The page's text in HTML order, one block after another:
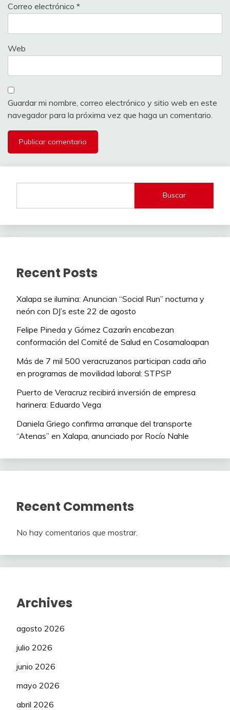
Correo electrónico *
Web
Guardar mi nombre, correo electrónico y sitio web en este
navegador para la próxima vez que haga un comentario.
Buscar
Recent Posts
Xalapa se ilumina: Anuncian “Social Run” nocturna y
neón con DJ’s este 22 de agosto
Felipe Pineda y Gómez Cazarín encabezan
conformación del Comité de Salud en Cosamaloapan
Más de 7 mil 500 veracruzanos participan cada año
en programas de movilidad laboral: STPSP
Puerto de Veracruz recibirá inversión de empresa
harinera: Eduardo Vega
Daniela Griego confirma arranque del transporte
“Atenas” en Xalapa, anunciado por Rocío Nahle
Recent Comments
No hay comentarios que mostrar.
Archives
agosto 2026
julio 2026
junio 2026
mayo 2026
abril 2026